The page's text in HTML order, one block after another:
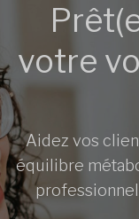
votre
Aidez vos
équilibre